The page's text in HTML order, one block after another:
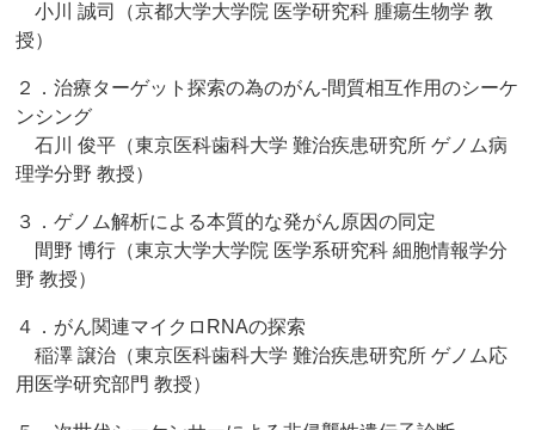
小川 誠司（京都大学大学院 医学研究科 腫瘍生物学 教
授）
２．治療ターゲット探索の為のがん‐間質相互作用のシーケ
ンシング
石川 俊平（東京医科歯科大学 難治疾患研究所 ゲノム病
理学分野 教授）
３．ゲノム解析による本質的な発がん原因の同定
間野 博行（東京大学大学院 医学系研究科 細胞情報学分
野 教授）
４．がん関連マイクロRNAの探索
稲澤 譲治（東京医科歯科大学 難治疾患研究所 ゲノム応
用医学研究部門 教授）